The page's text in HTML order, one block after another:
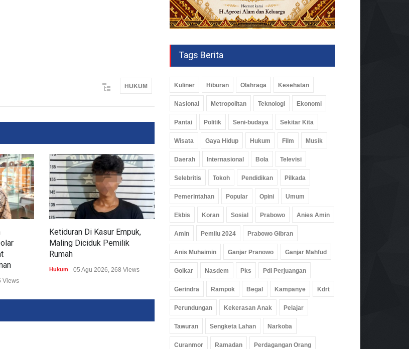
HUKUM
Views
Ketiduran Di Kasur Empuk,
Maling Diciduk Pemilik
Rumah
Hukum 05 Agu 2026, 268 Views
Resmi Pimpin Polres
Pasang Alarm Internal
Hukum 05 Agu 2026, 285 Views
Tags Berita
Kuliner Hiburan Olahraga Kesehatan
Nasional Metropolitan Teknologi Ekonomi
Pantai Politik Seni-budaya Sekitar Kita
Wisata Gaya Hidup Hukum Film Musik
Daerah Internasional Bola Televisi
Selebritis Tokoh Pendidikan Pilkada
Pemerintahan Popular Opini Umum
Ekbis Koran Sosial Prabowo Anies Amin
Amin Pemilu 2024 Prabowo Gibran
Anis Muhaimin Ganjar Pranowo Ganjar Mahfud
Golkar Nasdem Pks Pdi Perjuangan
Gerindra Rampok Begal Kampanye Kdrt
Perundungan Kekerasan Anak Pelajar
Tawuran Sengketa Lahan Narkoba
Curanmor Ramadan Perdagangan Orang